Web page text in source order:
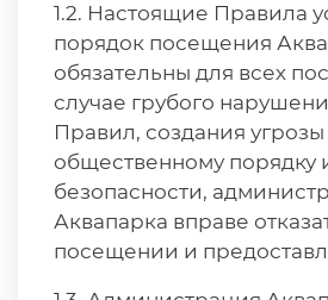
1.2. Настоящие Правила
порядок посещения
обязательны для всех
случае грубого
Правил, создания угрозы
общественному порядку
безопасности,
Аквапарка вправе
посещении и